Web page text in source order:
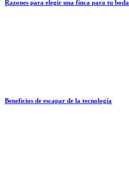
Razones para elegir una finca para tu boda
Beneficios de escapar de la tecnología